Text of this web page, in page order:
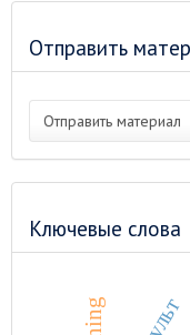
Отправить
Отправить материал
Ключевые слова